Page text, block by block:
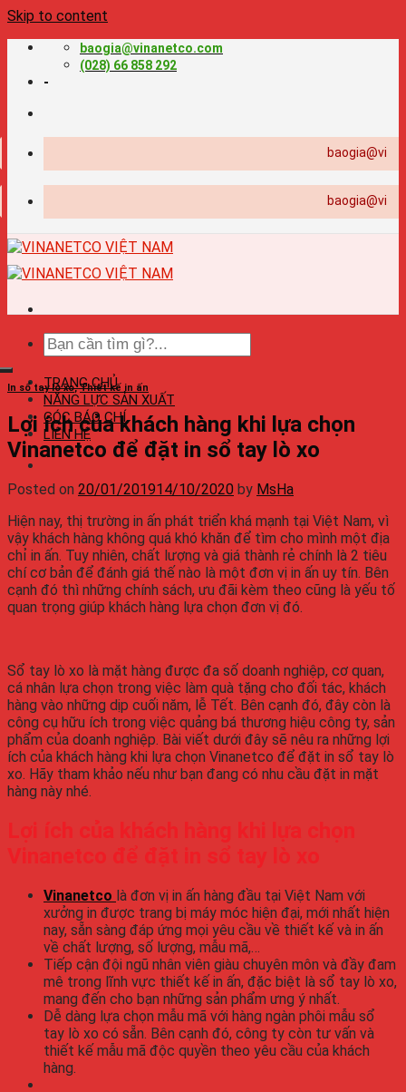
Skip to content
baogia@vinanetco.com
(028) 66 858 292
-
TRANG CHỦ
NĂNG LỰC SẢN XUẤT
GÓC BÁO CHÍ
LIÊN HỆ
In sổ tay lò xo,Thiết kế in ấn
Lợi ích của khách hàng khi lựa chọn
Vinanetco để đặt in sổ tay lò xo
Posted on 20/01/201914/10/2020 by MsHa
Hiện nay, thị trường in ấn phát triển khá mạnh tại Việt Nam, vì
vậy khách hàng không quá khó khăn để tìm cho mình một địa
chỉ in ấn. Tuy nhiên, chất lượng và giá thành rẻ chính là 2 tiêu
chí cơ bản để đánh giá thế nào là một đơn vị in ấn uy tín. Bên
cạnh đó thì những chính sách, ưu đãi kèm theo cũng là yếu tố
quan trọng giúp khách hàng lựa chọn đơn vị đó.
Sổ tay lò xo là mặt hàng được đa số doanh nghiệp, cơ quan,
cá nhân lựa chọn trong việc làm quà tặng cho đối tác, khách
hàng vào những dịp cuối năm, lễ Tết. Bên cạnh đó, đây còn là
công cụ hữu ích trong việc quảng bá thương hiệu công ty, sản
phẩm của doanh nghiệp. Bài viết dưới đây sẽ nêu ra những lợi
ích của khách hàng khi lựa chọn Vinanetco để đặt in sổ tay lò
xo. Hãy tham khảo nếu như bạn đang có nhu cầu đặt in mặt
hàng này nhé.
Lợi ích của khách hàng khi lựa chọn
Vinanetco để đặt in sổ tay lò xo
Vinanetco là đơn vị in ấn hàng đầu tại Việt Nam với
xưởng in được trang bị máy móc hiện đại, mới nhất hiện
nay, sẵn sàng đáp ứng mọi yêu cầu về thiết kế và in ấn
về chất lượng, số lượng, mẫu mã,…
Tiếp cận đội ngũ nhân viên giàu chuyên môn và đầy đam
mê trong lĩnh vực thiết kế in ấn, đặc biệt là sổ tay lò xo,
mang đến cho bạn những sản phẩm ưng ý nhất.
Dễ dàng lựa chọn mẫu mã với hàng ngàn phôi mẫu sổ
tay lò xo có sẵn. Bên cạnh đó, công ty còn tư vấn và
thiết kế mẫu mã độc quyền theo yêu cầu của khách
hàng.